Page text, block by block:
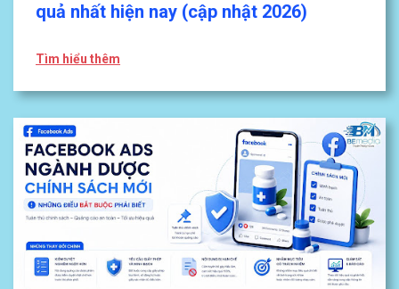
quả nhất hiện nay (cập nhật 2026)
Tìm hiểu thêm